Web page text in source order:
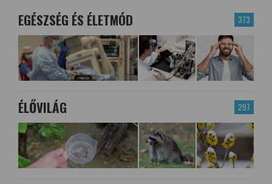
373
EGÉSZSÉG ÉS ÉLETMÓD
297
ÉLŐVILÁG